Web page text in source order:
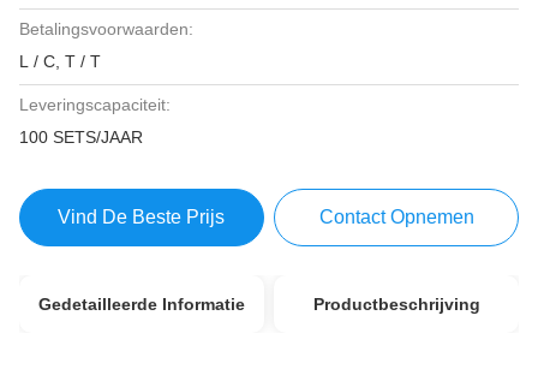
Betalingsvoorwaarden:
L / C, T / T
Leveringscapaciteit:
100 SETS/JAAR
Vind De Beste Prijs Contact Opnemen
Gedetailleerde Informatie Productbeschrijving